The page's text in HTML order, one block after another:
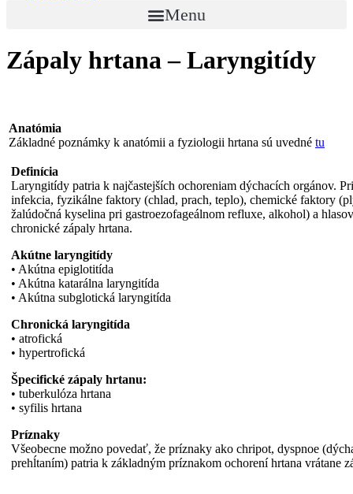
Menu
Zápaly hrtana – Laryngitídy
Anatómia
Základné poznámky k anatómii a fyziologii hrtana sú uvedné tu
Definícia
Laryngitídy patria k najčastejších ochoreniam dýchacích orgánov.
infekcia, fyzikálne faktory (chlad, prach, teplo), chemické faktory
žalúdočná kyselina pri gastroezofageálnom refluxe, alkohol) a
chronické zápaly hrtana.
Akútne laryngitídy
• Akútna epiglotitída
• Akútna katarálna laryngitída
• Akútna subglotická laryngitída
Chronická laryngitída
• atrofická
• hypertrofická
Špecifické zápaly hrtanu:
• tuberkulóza hrtana
• syfilis hrtana
Príznaky
Všeobecne možno povedať, že príznaky ako chripot, dyspnoe
prehĺtaním) patria k základným príznakom ochorení hrtana vrátane